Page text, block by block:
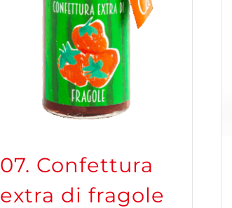
07. Confettura
extra di fragole